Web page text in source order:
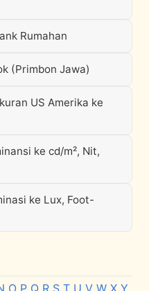
Rumahan
(Primbon Jawa)
US Amerika ke
ke cd/m², Nit,
ke Lux, Foot-
O P Q R S T U V W X Y